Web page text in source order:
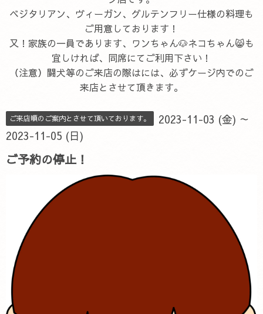
ベジタリアン、ヴィーガン、グルテンフリー仕様の料理も
ご用意しております！
又！家族の一員であります、ワンちゃん🐶ネコちゃん😸も
宜しければ、同席にてご利用下さい！
（注意）闘犬等のご来店の際はには、必ずケージ内でのご
来店とさせて頂きます。
ご来店順のご案内とさせて頂いております。
2023-11-03 (金) ～
2023-11-05 (日)
ご予約の停止！